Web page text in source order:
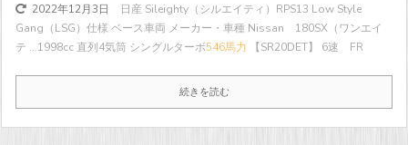
2022年12月3日
日産 Sileighty（シルエイティ）RPS13 Low Style
Gang（LSG）仕様 ベース車両 メーカー・車種 Nissan 180SX（ワンエイ
テ ...1998cc 直列4気筒 シングルターボ546馬力 【SR20DET】 6速 FR
続きを読む